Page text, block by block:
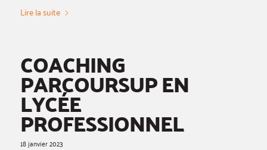
Lire la suite
COACHING
PARCOURSUP EN
LYCÉE
PROFESSIONNEL
18 janvier 2023